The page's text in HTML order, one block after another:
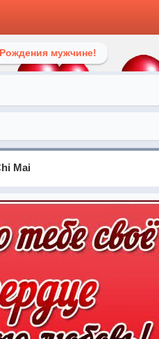
мужчине!
Mai